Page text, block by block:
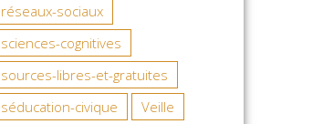
réseaux-sociaux
sciences-cognitives
sources-libres-et-gratuites
séducation-civique
Veille